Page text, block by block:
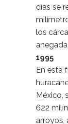
días se
los
anegada.
1995
En esta
México,
622
arroyos,